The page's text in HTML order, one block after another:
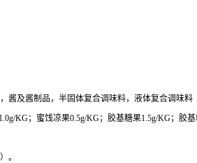
及酱制品，半固体复合调味料，液体复合调味
KG；蜜饯凉果0.5g/KG；胶基糖果1.5g/KG；胶
。